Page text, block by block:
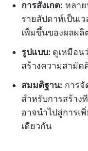
การสังเกต: หลา
รายสัปดาห์เป็นเ
เพิ่มขึ้นของผลผลิ
รูปแบบ: ดูเหมือน
สร้างความสามัค
สมมติฐาน: การจั
สำหรับการสร้าง
อาจนำไปสู่การ
เดียวกัน